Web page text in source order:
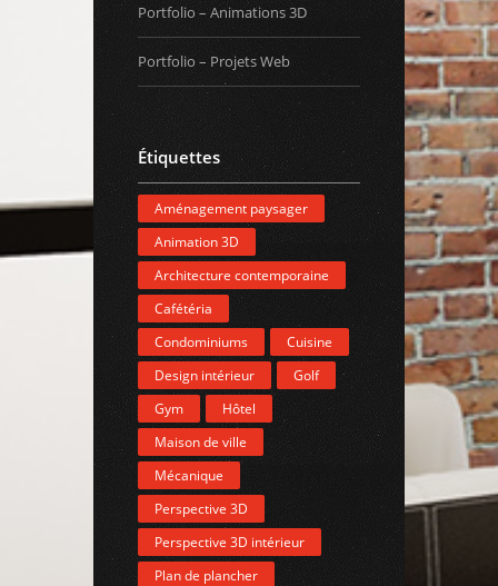
Portfolio – Animations 3D
Portfolio – Projets Web
Étiquettes
Aménagement paysager
Animation 3D
Architecture contemporaine
Cafétéria
Condominiums
Cuisine
Design intérieur
Golf
Gym
Hôtel
Maison de ville
Mécanique
Perspective 3D
Perspective 3D intérieur
Plan de plancher